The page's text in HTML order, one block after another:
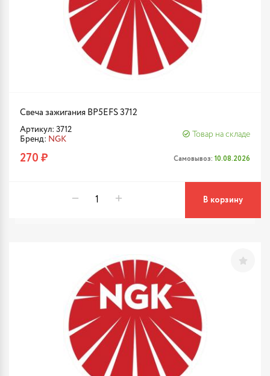
Свеча зажигания BP5EFS 3712
Артикул: 3712
Бренд: NGK
Товар на складе
270 ₽ Самовывоз: 10.08.2026
В корзину